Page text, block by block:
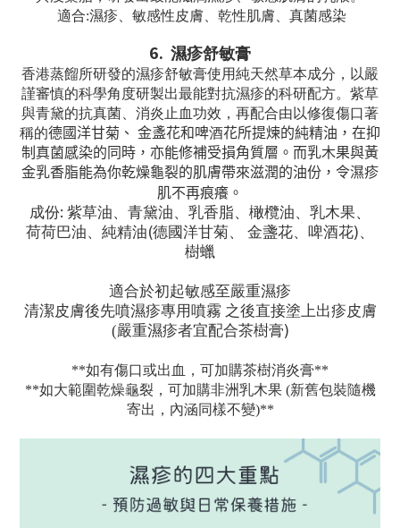
適合:濕疹、敏感性皮膚、乾性肌膚、真菌感染
6. 濕疹舒敏膏
香港蒸餾所研發的濕疹舒敏膏使用純天然草本成分，以嚴
謹審慎的科學角度研製出最能對抗濕疹的科研配方。紫草
與青黛的抗真菌、消炎止血功效，再配合由以修復傷口著
稱的德國洋甘菊、 金盞花和啤酒花所提煉的純精油，在抑
制真菌感染的同時，亦能修補受損角質層。而乳木果與黃
金乳香脂能為你乾燥龜裂的肌膚帶來滋潤的油份，令濕疹
肌不再痕癢。
成份: 紫草油、青黛油、乳香脂、橄欖油、乳木果、
荷荷巴油、純精油(德國洋甘菊、 金盞花、啤酒花)、
樹蠟
適合於初起敏感至嚴重濕疹
清潔皮膚後先噴濕疹專用噴霧 之後直接塗上出疹皮膚
(嚴重濕疹者宜配合茶樹膏)
**如有傷口或出血，可加購茶樹消炎膏**
**如大範圍乾燥龜裂，可加購非洲乳木果 (新舊包裝隨機
寄出，內涵同樣不變)**